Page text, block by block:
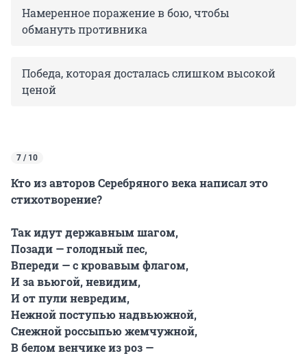
Намеренное поражение в бою, чтобы
обмануть противника
Победа, которая досталась слишком высокой
ценой
7 / 10
Кто из авторов Серебряного века написал это
стихотворение?
Так идут державным шагом,
Позади — голодный пес,
Впереди — с кровавым флагом,
И за вьюгой, невидим,
И от пули невредим,
Нежной поступью надвьюжной,
Снежной россыпью жемчужной,
В белом венчике из роз —